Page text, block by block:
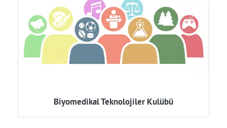
Biyomedikal Teknolojiler Kulübü